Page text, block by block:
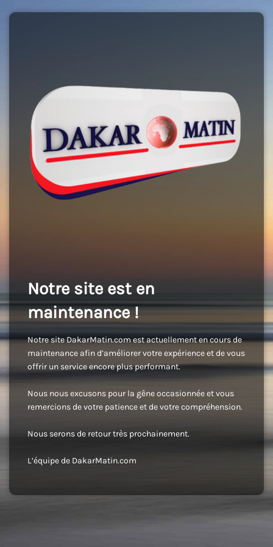
Notre site est en
maintenance !
Notre site DakarMatin.com est actuellement en cours de
maintenance afin d’améliorer votre expérience et de vous
offrir un service encore plus performant.
Nous nous excusons pour la gêne occasionnée et vous
remercions de votre patience et de votre compréhension.
Nous serons de retour très prochainement.
L’équipe de DakarMatin.com